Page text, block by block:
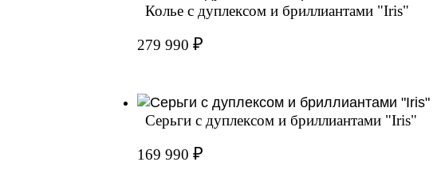
Колье с дуплексом и бриллиантами "Iris"
279 990 ₽
Серьги с дуплексом и бриллиантами "Iris"
169 990 ₽